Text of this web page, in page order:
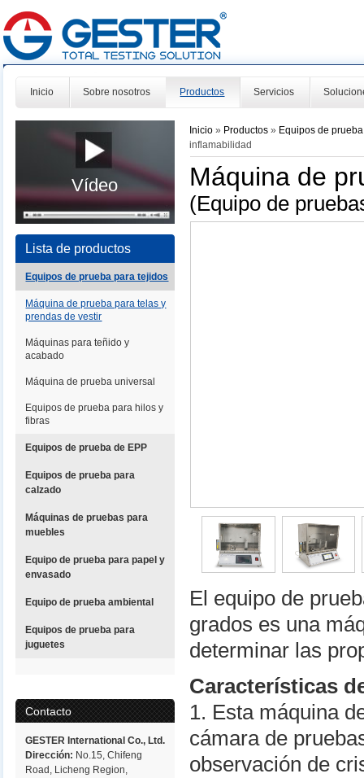
Inicio Sobre nosotros Productos Servicios
Vídeo
Lista de productos
Equipos de prueba para tejidos
Máquina de prueba para telas y
prendas de vestir
Máquinas para teñido y
acabado
Máquina de prueba universal
Equipos de prueba para hilos y
fibras
Equipos de prueba de EPP
Equipos de prueba para
calzado
Máquinas de pruebas para
muebles
Equipo de prueba para papel y
envasado
Equipo de prueba ambiental
Equipos de prueba para
juguetes
Contacto
GESTER International Co., Ltd.
Dirección: No.15, Chifeng
Road, Licheng Region,
Inicio » Productos» Equipos de
inflamabilidad
Máquina de
(Equipo de
El equipo de
grados es una
determinar las
Características
1. Esta máquina
cámara de
observación de